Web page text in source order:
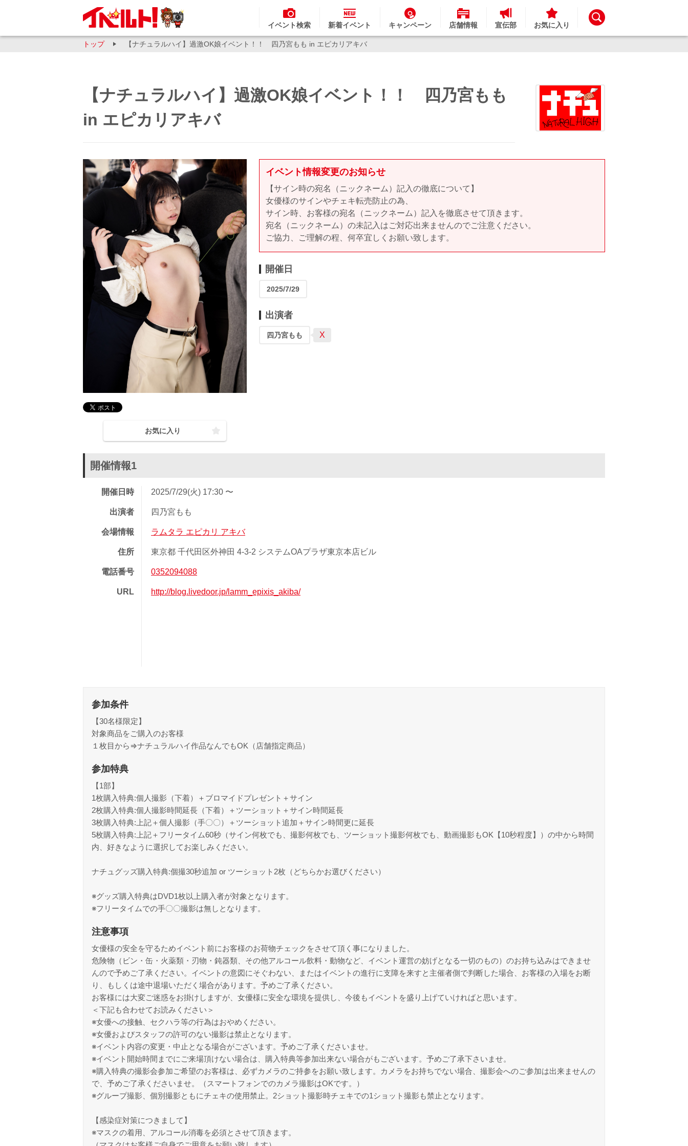
イベント検索 新着イベント キャンペーン 店舗情報 宣伝部 お気に入り
トップ 【ナチュラルハイ】過激OK娘イベント！！ 四乃宮もも in エピカリアキバ
【ナチュラルハイ】過激OK娘イベント！！ 四乃宮もも
in エピカリアキバ
お気に入り
イベント情報変更のお知らせ
【サイン時の宛名（ニックネーム）記入の徹底について】
女優様のサインやチェキ転売防止の為、
サイン時、お客様の宛名（ニックネーム）記入を徹底させて頂きます。
宛名（ニックネーム）の未記入はご対応出来ませんのでご注意ください。
ご協力、ご理解の程、何卒宜しくお願い致します。
開催日
2025/7/29
出演者
四乃宮もも X
開催情報1
開催日時 2025/7/29(火) 17:30 〜
出演者 四乃宮もも
会場情報 ラムタラ エピカリ アキバ
住所 東京都 千代田区外神田 4-3-2 システムOAプラザ東京本店ビル
電話番号 0352094088
URL http://blog.livedoor.jp/lamm_epixis_akiba/
参加条件
【30名様限定】
対象商品をご購入のお客様
１枚目から⇒ナチュラルハイ作品なんでもOK（店舗指定商品）
参加特典
【1部】
1枚購入特典:個人撮影（下着）＋ブロマイドプレゼント＋サイン
2枚購入特典:個人撮影時間延長（下着）＋ツーショット＋サイン時間延長
3枚購入特典:上記＋個人撮影（手〇〇）＋ツーショット追加＋サイン時間更に延長
5枚購入特典:上記＋フリータイム60秒（サイン何枚でも、撮影何枚でも、ツーショット撮影何枚でも、動画撮影もOK【10秒程度】）の中から時間
内、好きなように選択してお楽しみください。
ナチュグッズ購入特典:個撮30秒追加 or ツーショット2枚（どちらかお選びください）
※グッズ購入特典はDVD1枚以上購入者が対象となります。
※フリータイムでの手〇〇撮影は無しとなります。
注意事項
女優様の安全を守るためイベント前にお客様のお荷物チェックをさせて頂く事になりました。
危険物（ビン・缶・火薬類・刃物・鈍器類、その他アルコール飲料・動物など、イベント運営の妨げとなる一切のもの）のお持ち込みはできませ
んので予めご了承ください。イベントの意図にそぐわない、またはイベントの進行に支障を来すと主催者側で判断した場合、お客様の入場をお断
り、もしくは途中退場いただく場合があります。予めご了承ください。
お客様には大変ご迷惑をお掛けしますが、女優様に安全な環境を提供し、今後もイベントを盛り上げていければと思います。
＜下記も合わせてお読みください＞
※女優への接触、セクハラ等の行為はおやめください。
※女優およびスタッフの許可のない撮影は禁止となります。
※イベント内容の変更・中止となる場合がございます。予めご了承くださいませ。
※イベント開始時間までにご来場頂けない場合は、購入特典等参加出来ない場合がもございます。予めご了承下さいませ。
※購入特典の撮影会参加ご希望のお客様は、必ずカメラのご持参をお願い致します。カメラをお持ちでない場合、撮影会へのご参加は出来ませんの
で、予めご了承くださいませ。（スマートフォンでのカメラ撮影はOKです。）
※グループ撮影、個別撮影ともにチェキの使用禁止。2ショット撮影時チェキでの1ショット撮影も禁止となります。
【感染症対策につきまして】
※マスクの着用、アルコール消毒を必須とさせて頂きます。